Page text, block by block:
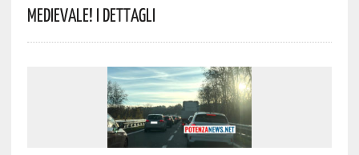
Medievale! I Dettagli